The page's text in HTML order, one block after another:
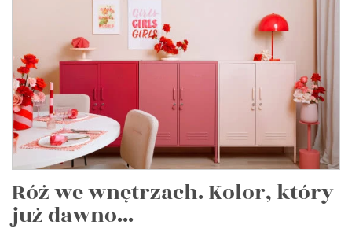
Róż we wnętrzach. Kolor, który
już dawno...